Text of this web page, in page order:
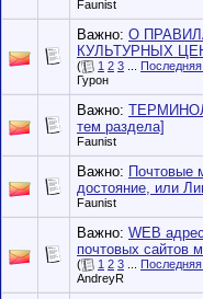
Faunist
Важно: О
КУЛЬТУРНЫХ
( 1 2 3
Гурон
Важно:
тем раздела]
Faunist
Важно: Почтовые
достояние, или
Faunist
Важно: WEB
почтовых сайтов
( 1 2 3
AndreyR